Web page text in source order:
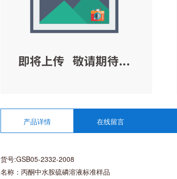
产品详情 在线留言
货号:GSB05-2332-2008
名称：丙酮中水胺硫磷溶液标准样品